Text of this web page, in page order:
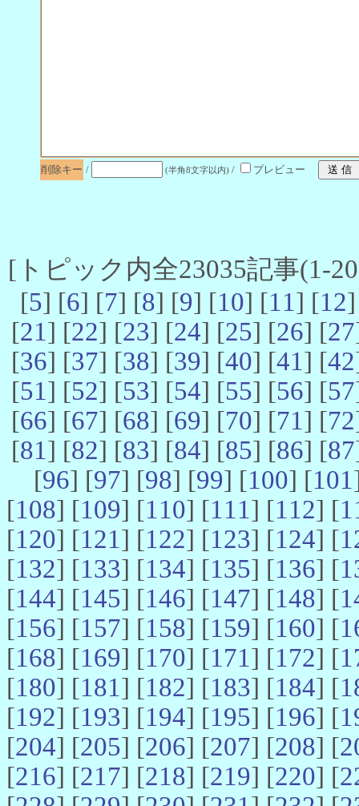
削除キー / (半角8文字以内) / プレビュー
[トピック内全23035記事(1-
[5] [6] [7] [8] [9] [10] [11] [12
[21] [22] [23] [24] [25] [26] [27
[36] [37] [38] [39] [40] [41] [42
[51] [52] [53] [54] [55] [56] [57
[66] [67] [68] [69] [70] [71] [72
[81] [82] [83] [84] [85] [86] [87
[96] [97] [98] [99] [100] [101
[108] [109] [110] [111] [112] [
[120] [121] [122] [123] [124] [
[132] [133] [134] [135] [136] [
[144] [145] [146] [147] [148] [
[156] [157] [158] [159] [160] [
[168] [169] [170] [171] [172] [
[180] [181] [182] [183] [184] [
[192] [193] [194] [195] [196] [
[204] [205] [206] [207] [208] [
[216] [217] [218] [219] [220] [